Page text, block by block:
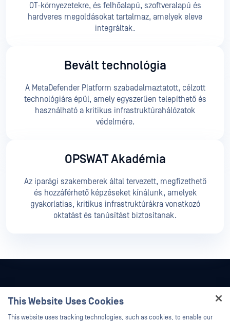
OT-környezetekre, és felhőalapú, szoftveralapú és
hardveres megoldásokat tartalmaz, amelyek eleve
integráltak.
Bevált technológia
A MetaDefender Platform szabadalmaztatott, célzott
technológiára épül, amely egyszerűen telepíthető és
használható a kritikus infrastruktúrahálózatok
védelmére.
OPSWAT Akadémia
Az iparági szakemberek által tervezett, megfizethető
és hozzáférhető képzéseket kínálunk, amelyek
gyakorlatias, kritikus infrastruktúrákra vonatkozó
oktatást és tanúsítást biztosítanak.
This Website Uses Cookies
This website uses tracking technologies, such as cookies, to enable our
Hey there!